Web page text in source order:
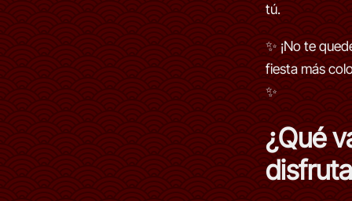
tú.
✨ ¡No te
fiesta más
✨
¿Qué